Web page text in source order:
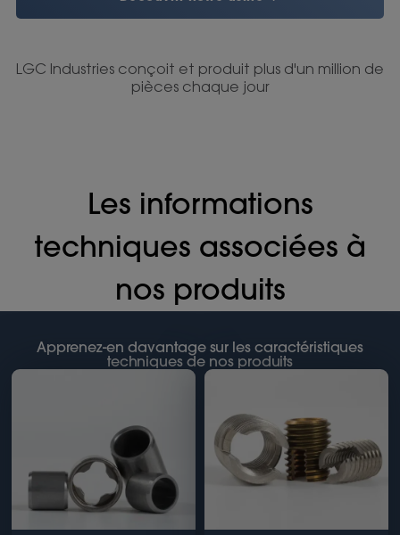
LGC Industries conçoit et produit plus d'un million de
pièces chaque jour
Les informations
techniques associées à
nos produits
Apprenez-en davantage sur les caractéristiques
techniques de nos produits